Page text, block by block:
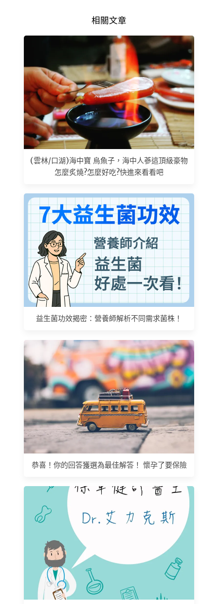
相關文章
(雲林/口湖)海中寶 烏魚子，海中人蔘這頂級豪物
怎麼炙燒?怎麼好吃?快進來看看吧
益生菌功效揭密：營養師解析不同需求菌株！
恭喜！你的回答獲選為最佳解答！ 懷孕了要保險